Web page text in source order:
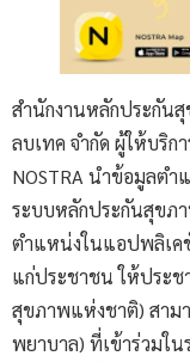
สำนักงานหลักประกัน
ลบเทค จำกัด ผู้ให้บริ
NOSTRA นำข้อมูลต
ระบบหลักประกันสุขภ
ตำแหน่งในแอปพลิเค
แก่ประชาชน ให้ประ
สุขภาพแห่งชาติ) สาม
พยาบาล) ที่เข้าร่วมใ